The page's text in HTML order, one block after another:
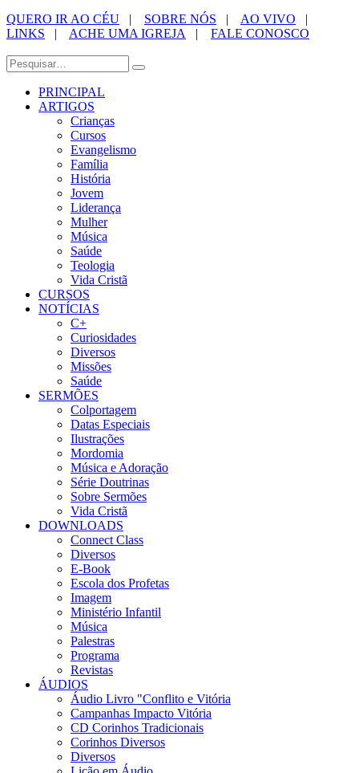
QUERO IR AO CÉU | SOBRE NÓS | AO VIVO |
LINKS | ACHE UMA IGREJA | FALE CONOSCO
PRINCIPAL
ARTIGOS
Crianças
Cursos
Evangelismo
Família
História
Jovem
Liderança
Mulher
Música
Saúde
Teologia
Vida Cristã
CURSOS
NOTÍCIAS
C+
Curiosidades
Diversos
Missões
Saúde
SERMÕES
Colportagem
Datas Especiais
Ilustrações
Mordomia
Música e Adoração
Série Doutrinas
Sobre Sermões
Vida Cristã
DOWNLOADS
Connect Class
Diversos
E-Book
Escola dos Profetas
Imagem
Ministério Infantil
Música
Palestras
Programa
Revistas
ÁUDIOS
Áudio Livro "Conflito e Vitória
Campanhas Impacto Vitória
CD Corinhos Tradicionais
Corinhos Diversos
Diversos